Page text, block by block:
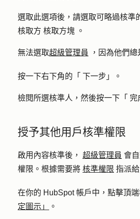
選取此選項後，請選取可略過核準
核取方 核取方塊 。
無法選取超級管理員 ，因為他們
按一下右下角的「 下一步 」。
檢閱所選核準人，然後按一下「 完
授予其他用戶核準權限
啟用內容核準後， 超級管理員 會
權限。根據需要將 核準權限 指派
在你的 HubSpot 帳戶中，點擊頂
定圖示」
。